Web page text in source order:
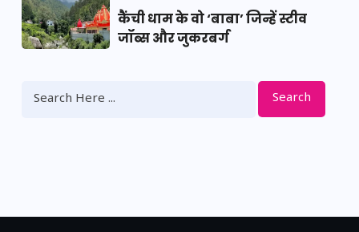
कैंची धाम के वो ‘बाबा’ जिन्हें स्टीव
जॉब्स और जुकरबर्ग
Search